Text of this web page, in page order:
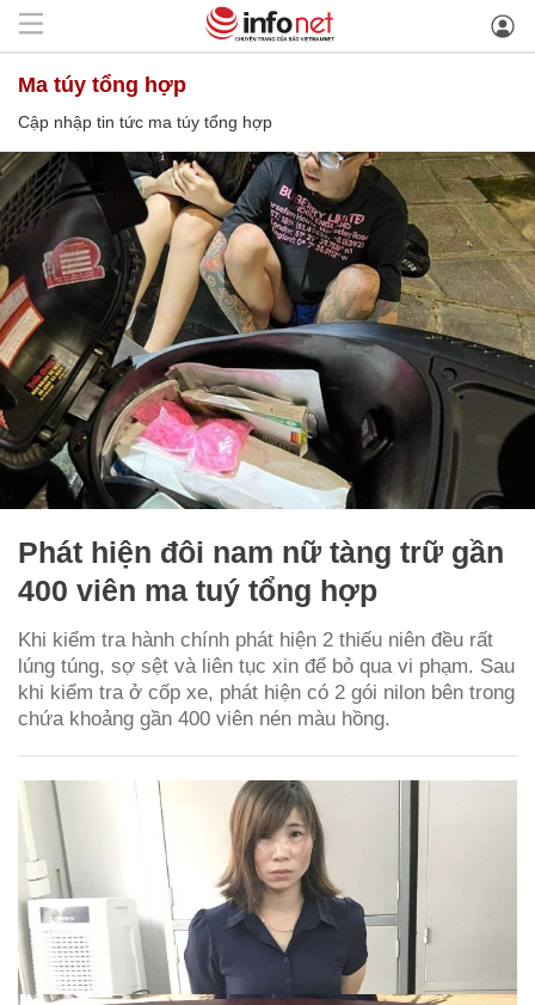
ma túy tổng hợp
Cập nhập tin tức ma túy tổng hợp
Phát hiện đôi nam nữ tàng trữ gần
400 viên ma tuý tổng hợp
Khi kiểm tra hành chính phát hiện 2 thiếu niên đều rất
lúng túng, sợ sệt và liên tục xin để bỏ qua vi phạm. Sau
khi kiểm tra ở cốp xe, phát hiện có 2 gói nilon bên trong
chứa khoảng gần 400 viên nén màu hồng.